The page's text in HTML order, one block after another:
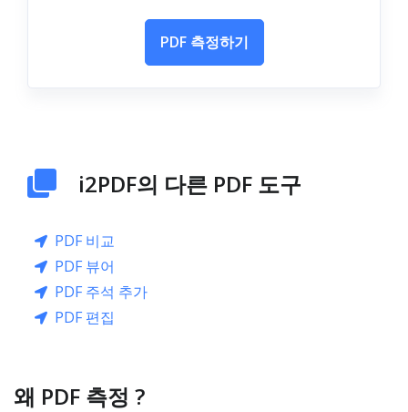
PDF 측정하기
i2PDF의 다른 PDF 도구
PDF 비교
PDF 뷰어
PDF 주석 추가
PDF 편집
왜 PDF 측정 ?